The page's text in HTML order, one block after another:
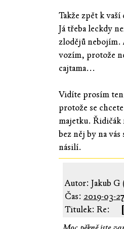
Takže zpět k vaší
Já třeba leckdy
zlodějů nebojím.
vozím, protože
cajtama...
Vidíte prosím
protože se
majetku. Řidičák
bez něj by na
násilí.
Autor: Jakub G
Čas: 2019-03-
Titulek: Re: